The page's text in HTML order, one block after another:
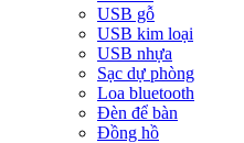
USB gỗ
USB kim loại
USB nhựa
Sạc dự phòng
Loa bluetooth
Đèn để bàn
Đồng hồ